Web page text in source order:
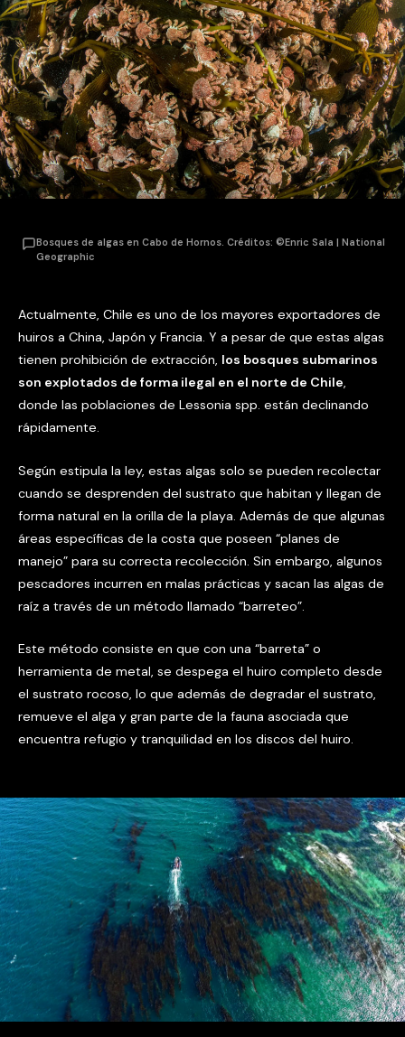
Bosques de algas en Cabo de Hornos. Créditos: ©Enric Sala | National
Geographic
Actualmente, Chile es uno de los mayores exportadores de
huiros a China, Japón y Francia. Y a pesar de que estas algas
tienen prohibición de extracción, los bosques submarinos
son explotados de forma ilegal en el norte de Chile,
donde las poblaciones de Lessonia spp. están declinando
rápidamente.
Según estipula la ley, estas algas solo se pueden recolectar
cuando se desprenden del sustrato que habitan y llegan de
forma natural en la orilla de la playa. Además de que algunas
áreas específicas de la costa que poseen “planes de
manejo” para su correcta recolección. Sin embargo, algunos
pescadores incurren en malas prácticas y sacan las algas de
raíz a través de un método llamado “barreteo”.
Este método consiste en que con una “barreta” o
herramienta de metal, se despega el huiro completo desde
el sustrato rocoso, lo que además de degradar el sustrato,
remueve el alga y gran parte de la fauna asociada que
encuentra refugio y tranquilidad en los discos del huiro.